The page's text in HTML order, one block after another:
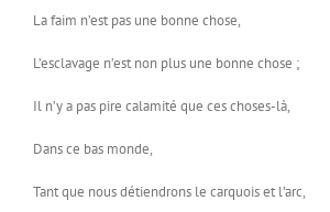
La faim n’est pas une bonne chose,
L’esclavage n’est non plus une bonne chose ;
Il n’y a pas pire calamité que ces choses-là,
Dans ce bas monde,
Tant que nous détiendrons le carquois et l’arc,